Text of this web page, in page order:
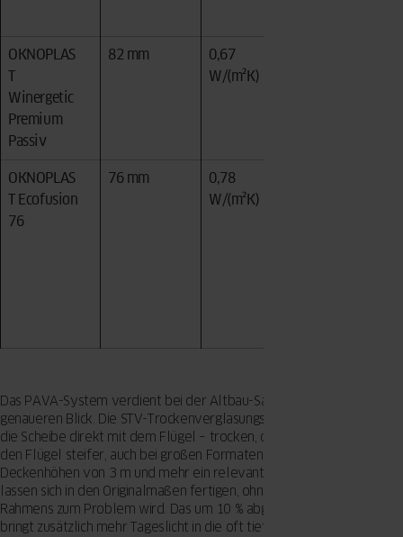
OKNOPLAS
T
Winergetic
Premium
Passiv
82 mm
0,67
W/(m²K)
OKNOPLAS
T Ecofusion
76
76 mm
0,78
W/(m²K)
Das PAVA-System verdient bei der Altbau-Sanierung einen
genaueren Blick. Die STV-Trockenverglasungstechnologie verklebt
die Scheibe direkt mit dem Flügel – trocken, ohne Silikon. Das macht
den Flügel steifer, auch bei großen Formaten. Für Altbauten mit
Deckenhöhen von 3 m und mehr ein relevanter Vorteil: Die Fenster
lassen sich in den Originalmaßen fertigen, ohne dass die Statik des
Rahmens zum Problem wird. Das um 10 % abgesenkte Flügelprofil
bringt zusätzlich mehr Tageslicht in die oft tiefen Altbauräume.